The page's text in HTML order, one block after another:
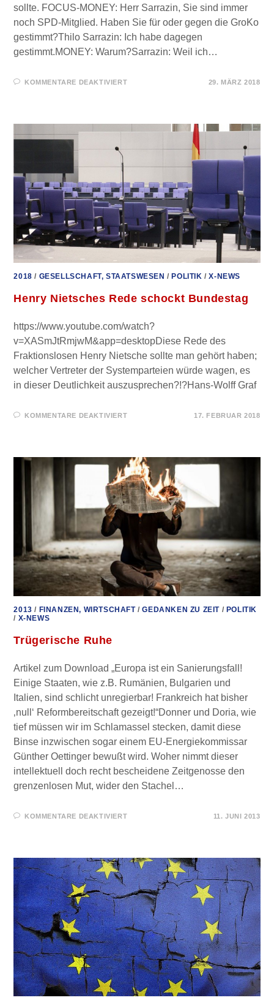
sollte. FOCUS-MONEY: Herr Sarrazin, Sie sind immer
noch SPD-Mitglied. Haben Sie für oder gegen die GroKo
gestimmt?Thilo Sarrazin: Ich habe dagegen
gestimmt.MONEY: Warum?Sarrazin: Weil ich…
KOMMENTARE DEAKTIVIERTFÜR
29. MÄRZ 2018
2018 / GESELLSCHAFT, STAATSWESEN /POLITIK /X-NEWS
Henry Nietsches Rede schockt Bundestag
https://www.youtube.com/watch?
v=XASmJtRmjwM&app=desktopDiese Rede des
Fraktionslosen Henry Nietsche sollte man gehört haben;
welcher Vertreter der Systemparteien würde wagen, es
in dieser Deutlichkeit auszusprechen?!?Hans-Wolff Graf
KOMMENTARE DEAKTIVIERTFÜR
17. FEBRUAR 2018
2013 / FINANZEN, WIRTSCHAFT/GEDANKEN ZU ZEIT / POLITIK
/ X-NEWS
Trügerische Ruhe
Artikel zum Download „Europa ist ein Sanierungsfall!
Einige Staaten, wie z.B. Rumänien, Bulgarien und
Italien, sind schlicht unregierbar! Frankreich hat bisher
‚null‘ Reformbereitschaft gezeigt!“Donner und Doria, wie
tief müssen wir im Schlamassel stecken, damit diese
Binse inzwischen sogar einem EU-Energiekommissar
Günther Oettinger bewußt wird. Woher nimmt dieser
intellektuell doch recht bescheidene Zeitgenosse den
grenzenlosen Mut, wider den Stachel…
KOMMENTARE DEAKTIVIERTFÜR
11. JUNI 2013